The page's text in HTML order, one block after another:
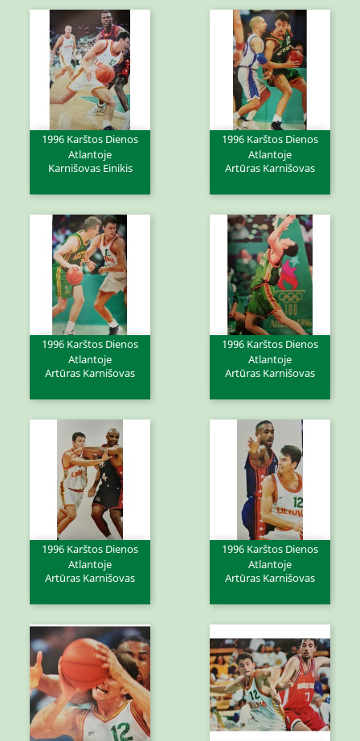
1996 Karštos Dienos
Atlantoje
Karnišovas Einikis
1996 Karštos Dienos
Atlantoje
Artūras Karnišovas
1996 Karštos Dienos
Atlantoje
Artūras Karnišovas
1996 Karštos Dienos
Atlantoje
Artūras Karnišovas
1996 Karštos Dienos
Atlantoje
Artūras Karnišovas
1996 Karštos Dienos
Atlantoje
Artūras Karnišovas